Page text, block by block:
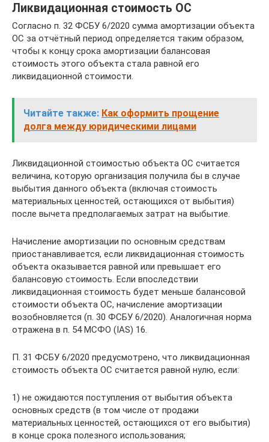
Ликвидационная стоимость ОС
Согласно п. 32 ФСБУ 6/2020 сумма амортизации объекта
ОС за отчётный период определяется таким образом,
чтобы к концу срока амортизации балансовая
стоимость этого объекта стала равной его
ликвидационной стоимости.
Читайте также: Как оформить прощение
долга между юридическими лицами
Ликвидационной стоимостью объекта ОС считается
величина, которую организация получила бы в случае
выбытия данного объекта (включая стоимость
материальных ценностей, остающихся от выбытия)
после вычета предполагаемых затрат на выбытие.
Начисление амортизации по основным средствам
приостанавливается, если ликвидационная стоимость
объекта оказывается равной или превышает его
балансовую стоимость. Если впоследствии
ликвидационная стоимость будет меньше балансовой
стоимости объекта ОС, начисление амортизации
возобновляется (п. 30 ФСБУ 6/2020). Аналогичная норма
отражена в п. 54 МСФО (IAS) 16.
П. 31 ФСБУ 6/2020 предусмотрено, что ликвидационная
стоимость объекта ОС считается равной нулю, если:
1) не ожидаются поступления от выбытия объекта
основных средств (в том числе от продажи
материальных ценностей, остающихся от его выбытия)
в конце срока полезного использования;